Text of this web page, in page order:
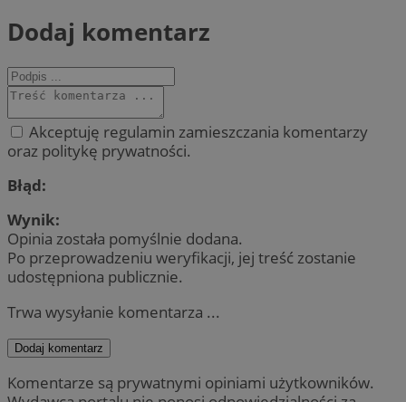
Dodaj komentarz
Akceptuję regulamin zamieszczania komentarzy
oraz politykę prywatności.
Błąd:
Wynik:
Opinia została pomyślnie dodana.
Po przeprowadzeniu weryfikacji, jej treść zostanie
udostępniona publicznie.
Trwa wysyłanie komentarza ...
Dodaj komentarz
Komentarze są prywatnymi opiniami użytkowników.